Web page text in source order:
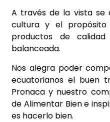
A través de la vista se
cultura y el
productos de
balanceada.
Nos alegra poder
ecuatorianos el buen
Pronaca y nuestro
de Alimentar Bien e
es hacerlo bien.